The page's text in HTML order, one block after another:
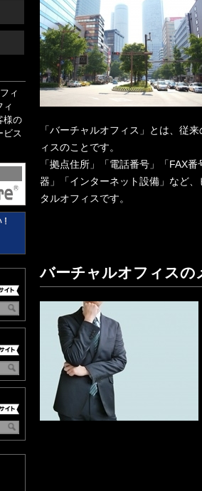
「バーチャルオフィス」とは、従
ィスのことです。
「拠点住所」「電話番号」「FAX
器」「インターネット設備」など
タルオフィスです。
バーチャルオフィスの
ィ
ィ
様の
ビス